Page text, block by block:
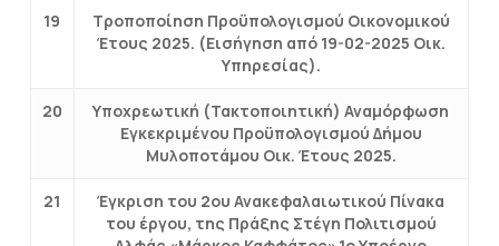
19
Τροποποίηση Προϋπολογισμού Οικονομικού
Έτους 2025. (Εισήγηση από 19-02-2025 Οικ.
Υπηρεσίας).
20
Υποχρεωτική (Τακτοποιητική) Αναμόρφωση
Εγκεκριμένου Προϋπολογισμού Δήμου
Μυλοποτάμου Οικ. Έτους 2025.
21
Έγκριση του 2ου Ανακεφαλαιωτικού Πίνακα
του έργου, της Πράξης Στέγη Πολιτισμού